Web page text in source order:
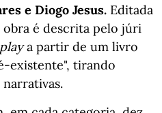
e Diogo Jesus. Editada
é descrita pelo júri
a partir de um livro
existente", tirando